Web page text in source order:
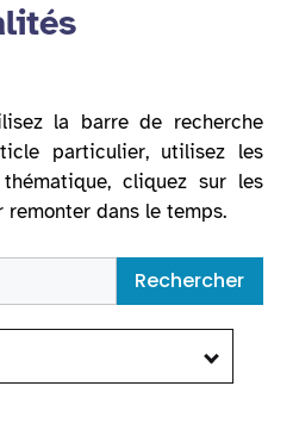
la barre de recherche
particulier, utilisez les
cliquez sur les
remonter dans le temps.
Rechercher